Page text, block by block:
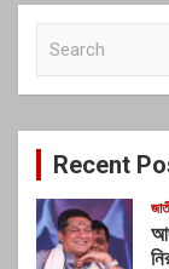
c
Recent